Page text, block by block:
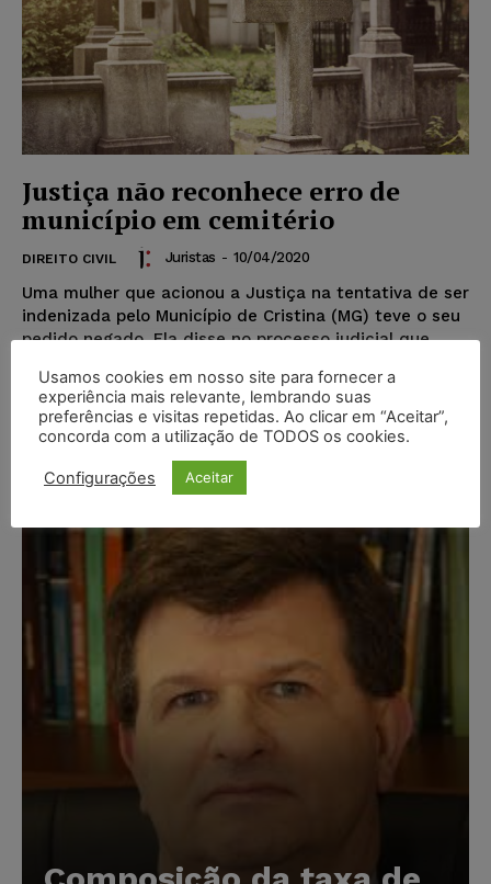
Justiça não reconhece erro de
município em cemitério
DIREITO CIVIL Juristas - 10/04/2020
Uma mulher que acionou a Justiça na tentativa de ser
indenizada pelo Município de Cristina (MG) teve o seu
pedido negado. Ela disse no processo judicial que
traslado dos restos mortais de seu genitor durante
uma reforma no cemitério público da cidade.
Popular
Usamos cookies em nosso site para fornecer a
experiência mais relevante, lembrando suas
preferências e visitas repetidas. Ao clicar em “Aceitar”,
concorda com a utilização de TODOS os cookies.
Configurações Aceitar